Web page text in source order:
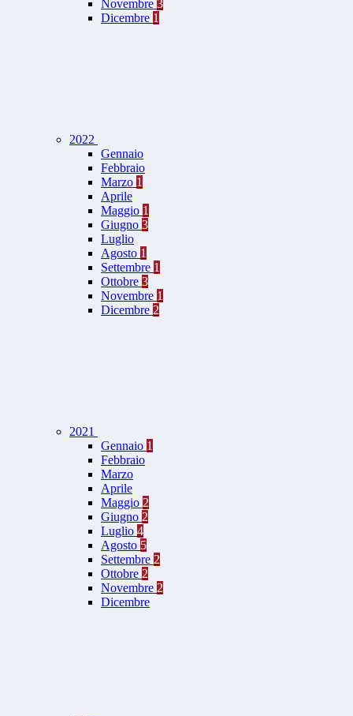
Novembre 3
Dicembre 1
2022
Gennaio
Febbraio
Marzo 1
Aprile
Maggio 1
Giugno 3
Luglio
Agosto 1
Settembre 1
Ottobre 3
Novembre 1
Dicembre 2
2021
Gennaio 1
Febbraio
Marzo
Aprile
Maggio 2
Giugno 2
Luglio 4
Agosto 5
Settembre 2
Ottobre 2
Novembre 2
Dicembre